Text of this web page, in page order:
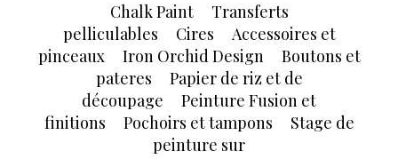
Chalk Paint
Transferts
pelliculables
Cires
Accessoires et
pinceaux
Iron Orchid Design
Boutons et
pateres
Papier de riz et de
découpage
Peinture Fusion et
finitions
Pochoirs et tampons
Stage de
peinture sur